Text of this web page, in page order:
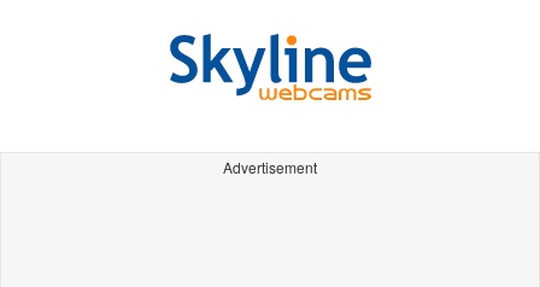
Advertisement